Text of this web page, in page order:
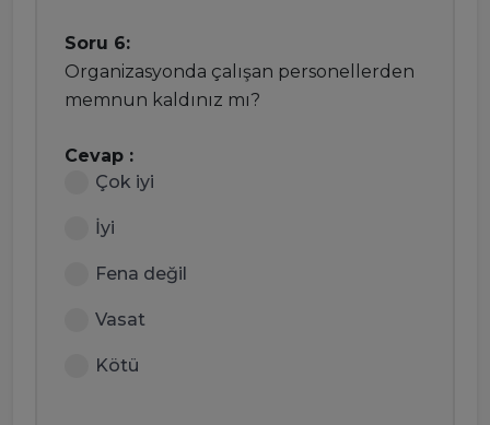
Soru 6:
Organizasyonda çalışan personellerden
memnun kaldınız mı?
Cevap :
Çok iyi
İyi
Fena değil
Vasat
Kötü